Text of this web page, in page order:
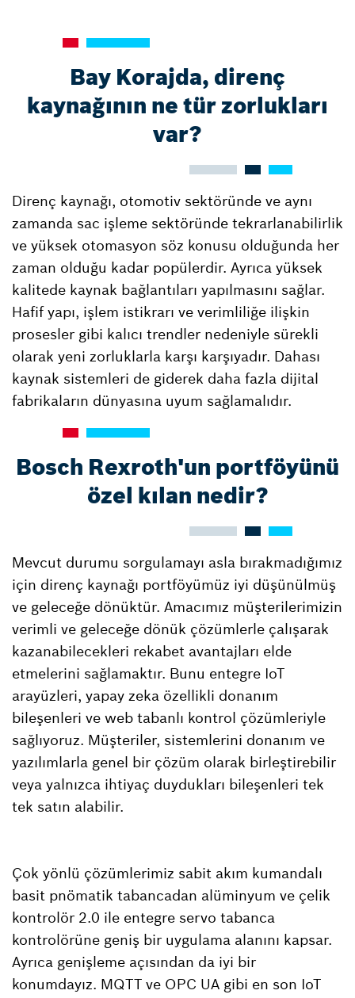
Bay Korajda, direnç
kaynağının ne tür zorlukları
var?
Direnç kaynağı, otomotiv sektöründe ve aynı
zamanda sac işleme sektöründe tekrarlanabilirlik
ve yüksek otomasyon söz konusu olduğunda her
zaman olduğu kadar popülerdir. Ayrıca yüksek
kalitede kaynak bağlantıları yapılmasını sağlar.
Hafif yapı, işlem istikrarı ve verimliliğe ilişkin
prosesler gibi kalıcı trendler nedeniyle sürekli
olarak yeni zorluklarla karşı karşıyadır. Dahası
kaynak sistemleri de giderek daha fazla dijital
fabrikaların dünyasına uyum sağlamalıdır.
Bosch Rexroth'un portföyünü
özel kılan nedir?
Mevcut durumu sorgulamayı asla bırakmadığımız
için direnç kaynağı portföyümüz iyi düşünülmüş
ve geleceğe dönüktür. Amacımız müşterilerimizin
verimli ve geleceğe dönük çözümlerle çalışarak
kazanabilecekleri rekabet avantajları elde
etmelerini sağlamaktır. Bunu entegre IoT
arayüzleri, yapay zeka özellikli donanım
bileşenleri ve web tabanlı kontrol çözümleriyle
sağlıyoruz. Müşteriler, sistemlerini donanım ve
yazılımlarla genel bir çözüm olarak birleştirebilir
veya yalnızca ihtiyaç duydukları bileşenleri tek
tek satın alabilir.
Çok yönlü çözümlerimiz sabit akım kumandalı
basit pnömatik tabancadan alüminyum ve çelik
kontrolör 2.0 ile entegre servo tabanca
kontrolörüne geniş bir uygulama alanını kapsar.
Ayrıca genişleme açısından da iyi bir
konumdayız. MQTT ve OPC UA gibi en son IoT